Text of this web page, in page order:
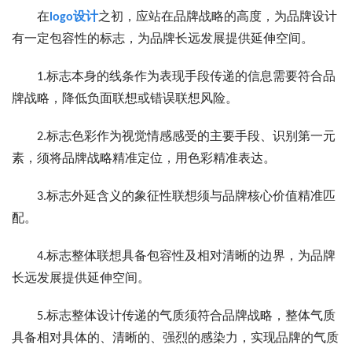
在 logo设计之初，应站在品牌战略的高度，为品牌设计
有一定包容性的标志，为品牌长远发展提供延伸空间。
1.标志本身的线条作为表现手段传递的信息需要符合品
牌战略，降低负面联想或错误联想风险。
2.标志色彩作为视觉情感感受的主要手段、识别第一元
素，须将品牌战略精准定位，用色彩精准表达。
3.标志外延含义的象征性联想须与品牌核心价值精准匹
配。
4.标志整体联想具备包容性及相对清晰的边界，为品牌
长远发展提供延伸空间。
5.标志整体设计传递的气质须符合品牌战略，整体气质
具备相对具体的、清晰的、强烈的感染力，实现品牌的气质